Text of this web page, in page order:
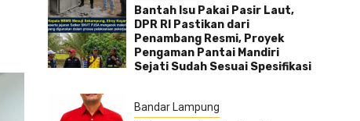
Bantah Isu Pakai Pasir Laut,
DPR RI Pastikan dari
Penambang Resmi, Proyek
Pengaman Pantai Mandiri
Sejati Sudah Sesuai Spesifikasi
Bandar Lampung